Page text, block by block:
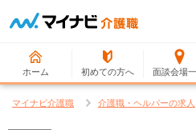
ホーム 初めての方へ 面談会場
マイナビ介護職 介護職・ヘルパーの求人